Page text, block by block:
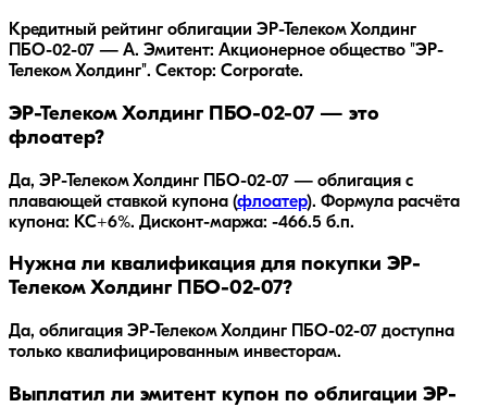
Кредитный рейтинг облигации ЭР-Телеком Холдинг
ПБО-02-07 — A. Эмитент: Акционерное общество "ЭР-
Телеком Холдинг". Сектор: Corporate.
ЭР-Телеком Холдинг ПБО-02-07 — это
флоатер?
Да, ЭР-Телеком Холдинг ПБО-02-07 — облигация с
плавающей ставкой купона (флоатер). Формула расчёта
купона: КС+6%. Дисконт-маржа: -466.5 б.п.
Нужна ли квалификация для покупки ЭР-
Телеком Холдинг ПБО-02-07?
Да, облигация ЭР-Телеком Холдинг ПБО-02-07 доступна
только квалифицированным инвесторам.
Выплатил ли эмитент купон по облигации ЭР-